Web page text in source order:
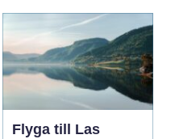
Flyga till Las